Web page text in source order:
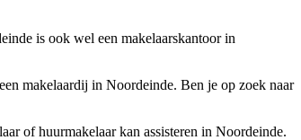
is ook wel een makelaarskantoor in
makelaardij in Noordeinde. Ben je op zoek naar
of huurmakelaar kan assisteren in Noordeinde.